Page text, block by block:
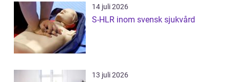
14 juli 2026
S-HLR inom svensk sjukvård
13 juli 2026